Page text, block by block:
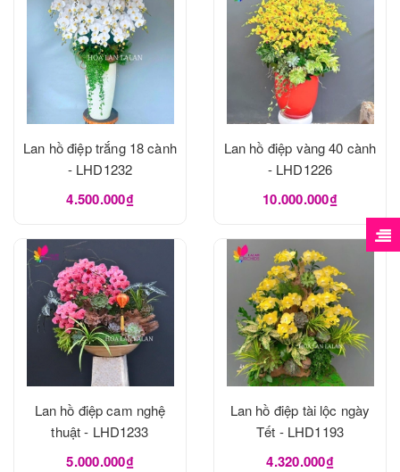
Lan hồ điệp trắng 18 cành
- LHD1232
4.500.000₫
Lan hồ điệp vàng 40 cành
- LHD1226
10.000.000₫
Lan hồ điệp cam nghệ
thuật - LHD1233
5.000.000₫
Lan hồ điệp tài lộc ngày
Tết - LHD1193
4.320.000₫